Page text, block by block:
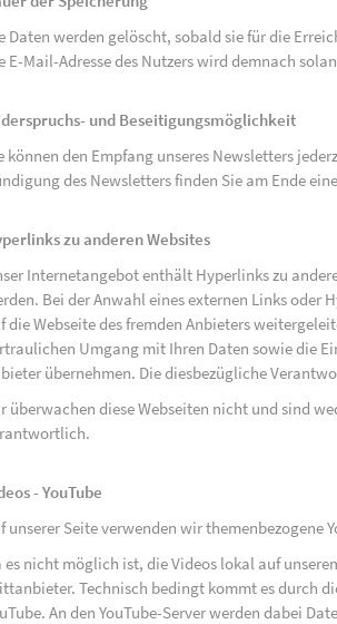
Daten werden gelöscht, sobald sie für die
E-Mail-Adresse des Nutzers wird demnach
und Beseitigungsmöglichkeit
können den Empfang unseres Newsletters
des Newsletters finden Sie am Ende
zu anderen Websites
Internetangebot enthält Hyperlinks zu
Bei der Anwahl eines externen Links oder
die Webseite des fremden Anbieters
Umgang mit Ihren Daten sowie die
übernehmen. Die diesbezügliche
überwachen diese Webseiten nicht und sind
- YouTube
unserer Seite verwenden wir
es nicht möglich ist, die Videos lokal auf
Technisch bedingt kommt es durch
An den YouTube-Server werden dabei